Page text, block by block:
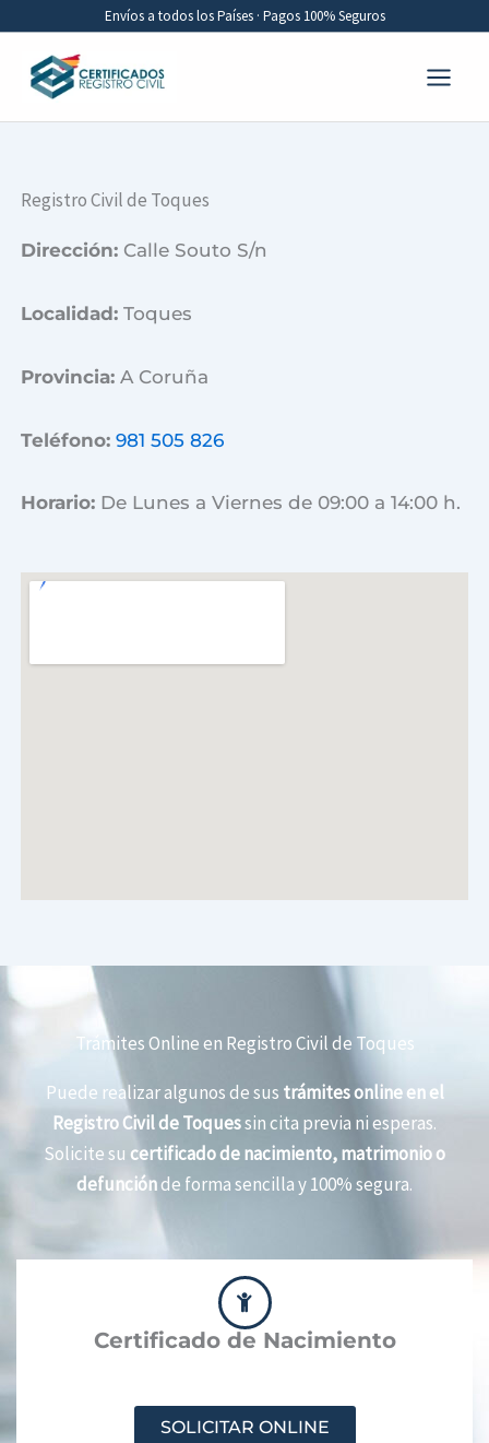
contenido
Envíos a todos los Países · Pagos 100% Seguros
Registro Civil de Toques
Dirección: Calle Souto S/n
Localidad:Toques
Provincia:A Coruña
Teléfono: 981 505 826
Horario: De Lunes a Viernes de 09:00 a 14:00 h.
Trámites Online en Registro Civil de Toques
Puede realizar algunos de sus trámites online en el
Registro Civil de Toquessin cita previa ni esperas.
Solicite su certificado de nacimiento, matrimonio o
defunciónde forma sencilla y 100% segura.
Certificado de Nacimiento
SOLICITAR ONLINE